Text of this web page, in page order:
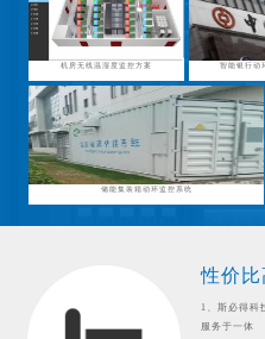
机房无线温湿度监控方案 智能银行动
储能集装箱动环监控系统
性价比
1、斯必得科
服务于一体